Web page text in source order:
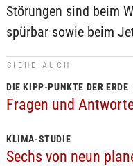
Störungen sind beim
spürbar sowie beim
SIEHE AUCH
DIE KIPP-PUNKTE DER ERDE
Fragen und
KLIMA-STUDIE
Sechs von neun